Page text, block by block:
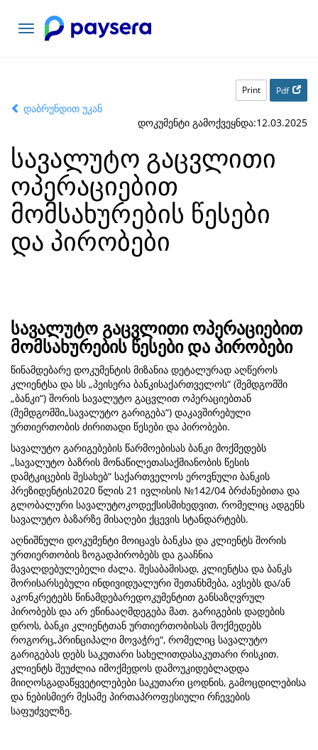
Toggle
navigation
Print Pdf
დაბრუნდით უკან
დოკუმენტი გამოქვეყნდა:12.03.2025
სავალუტო გაცვლითი
ოპერაციებით
მომსახურების წესები
და პირობები
სავალუტო გაცვლითი ოპერაციებით
მომსახურების წესები და პირობები
წინამდებარე დოკუმენტის მიზანია დეტალურად აღწეროს
კლიენტსა და სს „პეისერა ბანკისაქართველოს“ (შემდგომში
„ბანკი“) შორის სავალუტო გაცვლით ოპერაციებთან
(შემდგომში„სავალუტო გარიგება“) დაკავშირებული
ურთიერთობის ძირითადი წესები და პირობები.
სავალუტო გარიგებების წარმოებისას ბანკი მოქმედებს
„სავალუტო ბაზრის მონაწილეთასაქმიანობის წესის
დამტკიცების შესახებ“ საქართველოს ეროვნული ბანკის
პრეზიდენტის2020 წლის 21 ივლისის №142/04 ბრძანებითა და
გლობალური სავალუტოკოდექსისმიხედვით, რომელიც ადგენს
სავალუტო ბაზარზე მისაღები ქცევის სტანდარტებს.
აღნიშნული დოკუმენტი მოიცავს ბანკსა და კლიენტს შორის
ურთიერთობის ზოგადპირობებს და გააჩნია
მავალდებულებელი ძალა. შესაბამისად, კლიენტსა და ბანკს
შორისარსებული ინდივიდუალური შეთანხმება, ავსებს და/ან
აკონკრეტებს წინამდებარედოკუმენტით განსაზღვრულ
პირობებს და არ ეწინააღმდეგება მათ. გარიგების დადების
დროს, ბანკი კლიენტთან ურთიერთობისას მოქმედებს
როგორც„პრინციპალი მოვაჭრე“, რომელიც სავალუტო
გარიგებას დებს საკუთარი სახელითდასაკუთარი რისკით.
კლიენტს შეუძლია იმოქმედოს დამოუკიდებლადდა
მიიღოსგადაწყვეტილებები საკუთარი ცოდნის, გამოცდილებისა
და ნებისმიერ მესამე პირთაპროფესიული რჩევების
საფუძველზე.